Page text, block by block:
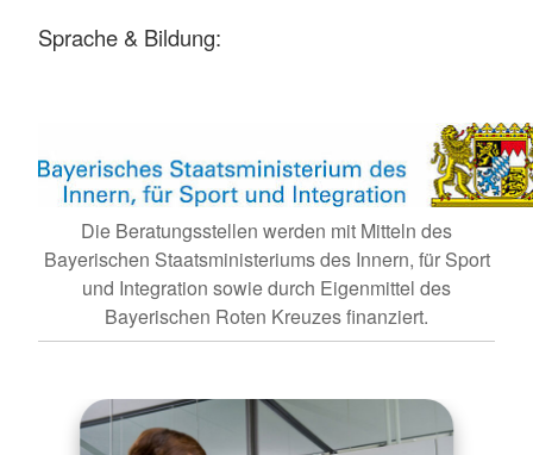
Die Beratungsstellen werden mit Mitteln des
Bayerischen Staatsministeriums des Innern, für Sport
und Integration sowie durch Eigenmittel des
Bayerischen Roten Kreuzes finanziert.
Sprache & Bildung:
Anerkennung ausländischer Zeugnisse
Zugang zu Ausbildung, Studium &
Qualifizierung
Leben in Deutschland:
Unterstützung im Umgang mit Behörden
Krankenkasse)